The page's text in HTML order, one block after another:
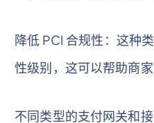
降低 PCI 合规性：这种
性级别，这可以帮助商家
不同类型的支付网关和